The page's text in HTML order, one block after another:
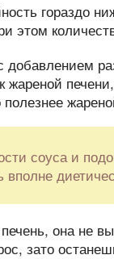
гораздо
этом
полезнее
соуса и
вполне
она не
зато